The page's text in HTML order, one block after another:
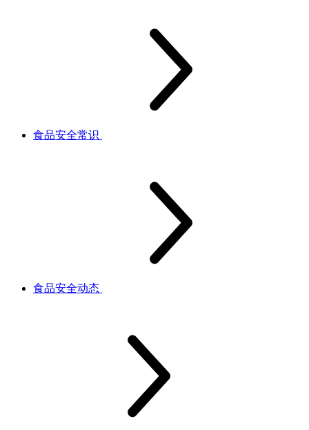
食品安全常识
食品安全动态